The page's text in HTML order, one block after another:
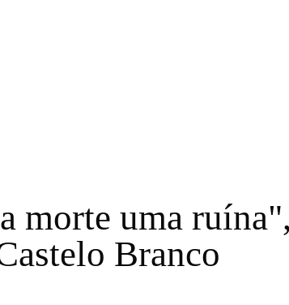
morte uma
Branco